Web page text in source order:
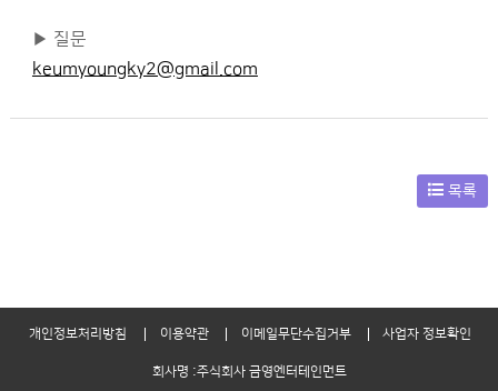
▶ 질문
keumyoungky2@gmail.com
목록
개인정보처리방침 이용약관 이메일무단수집거부 사업자 정보확인
회사명 :주식회사 금영엔터테인먼트